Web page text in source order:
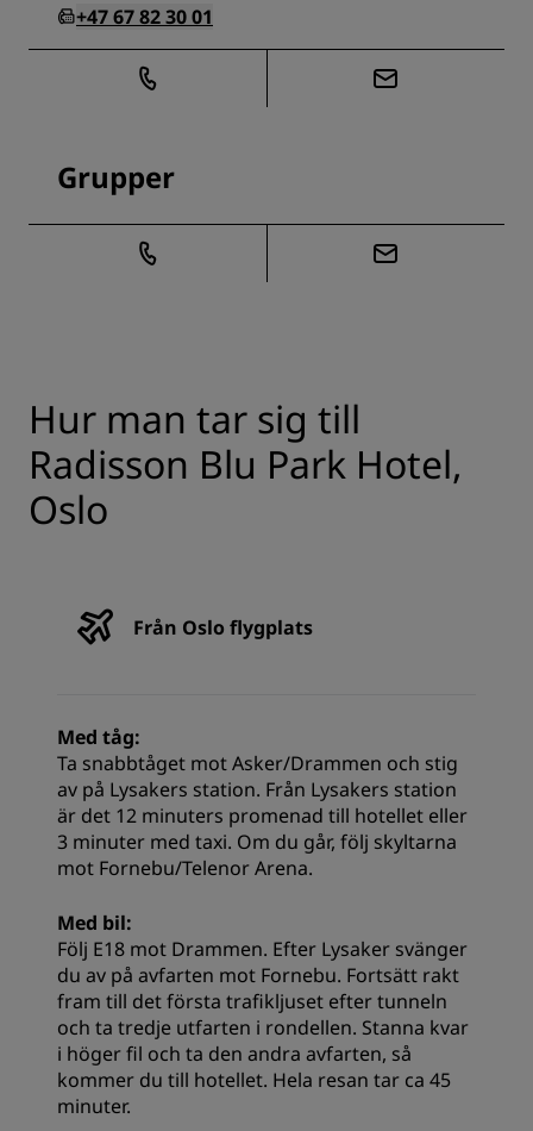
+47 67 82 30 01
Grupper
Hur man tar sig till
Radisson Blu Park Hotel,
Oslo
Från Oslo flygplats
Med tåg:
Ta snabbtåget mot Asker/Drammen och stig
av på Lysakers station. Från Lysakers station
är det 12 minuters promenad till hotellet eller
3 minuter med taxi. Om du går, följ skyltarna
mot Fornebu/Telenor Arena.
Med bil:
Följ E18 mot Drammen. Efter Lysaker svänger
du av på avfarten mot Fornebu. Fortsätt rakt
fram till det första trafikljuset efter tunneln
och ta tredje utfarten i rondellen. Stanna kvar
i höger fil och ta den andra avfarten, så
kommer du till hotellet. Hela resan tar ca 45
minuter.